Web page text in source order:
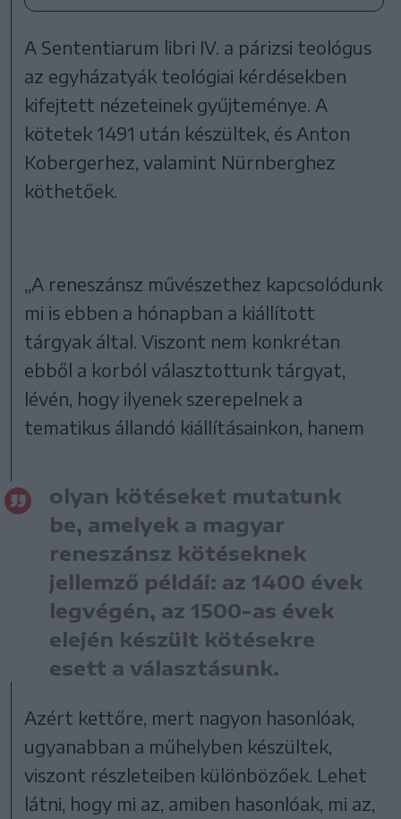
A Sententiarum libri IV. a párizsi teológus
az egyházatyák teológiai kérdésekben
kifejtett nézeteinek gyűjteménye. A
kötetek 1491 után készültek, és Anton
Kobergerhez, valamint Nürnberghez
köthetőek.
„A reneszánsz művészethez kapcsolódunk
mi is ebben a hónapban a kiállított
tárgyak által. Viszont nem konkrétan
ebből a korból választottunk tárgyat,
lévén, hogy ilyenek szerepelnek a
tematikus állandó kiállításainkon, hanem
olyan kötéseket mutatunk
be, amelyek a magyar
reneszánsz kötéseknek
jellemző példái: az 1400 évek
legvégén, az 1500-as évek
elején készült kötésekre
esett a választásunk.
Azért kettőre, mert nagyon hasonlóak,
ugyanabban a műhelyben készültek,
viszont részleteiben különbözőek. Lehet
látni, hogy mi az, amiben hasonlóak, mi az,